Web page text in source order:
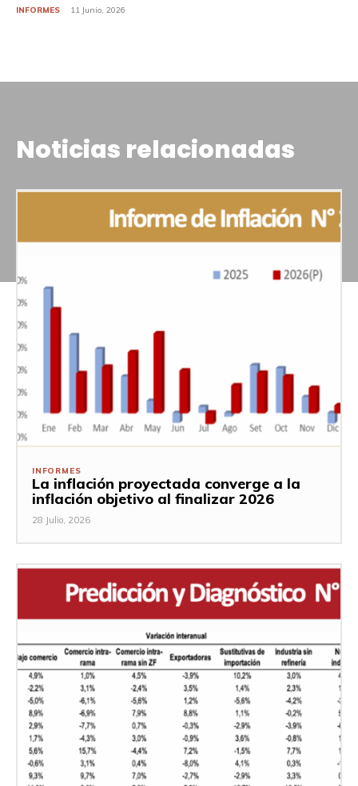
INFORMES 11 Junio, 2026
Noticias relacionadas
INFORMES
La inflación proyectada converge a la
inflación objetivo al finalizar 2026
28 Julio, 2026